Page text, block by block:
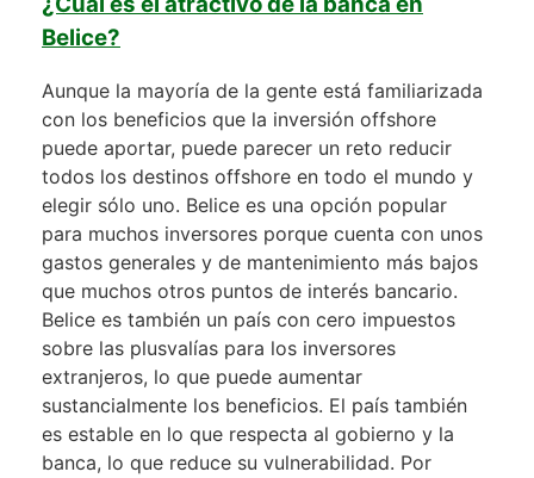
Belice?
Aunque la mayoría de la gente está familiarizada
con los beneficios que la inversión offshore
puede aportar, puede parecer un reto reducir
todos los destinos offshore en todo el mundo y
elegir sólo uno. Belice es una opción popular
para muchos inversores porque cuenta con unos
gastos generales y de mantenimiento más bajos
que muchos otros puntos de interés bancario.
Belice es también un país con cero impuestos
sobre las plusvalías para los inversores
extranjeros, lo que puede aumentar
sustancialmente los beneficios. El país también
es estable en lo que respecta al gobierno y la
banca, lo que reduce su vulnerabilidad. Por